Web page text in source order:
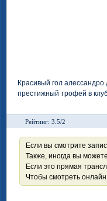
Красивый гол
престижный трофей в
Рейтинг: 3.5/2
Если вы смотрите
Также, иногда вы
Если это прямая
Чтобы смотреть